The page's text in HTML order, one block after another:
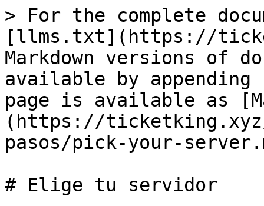
> For the complete
[llms.txt](https://
Markdown versions of
available by
page is available as
(https://
pasos/pick-your-
# Elige tu servidor